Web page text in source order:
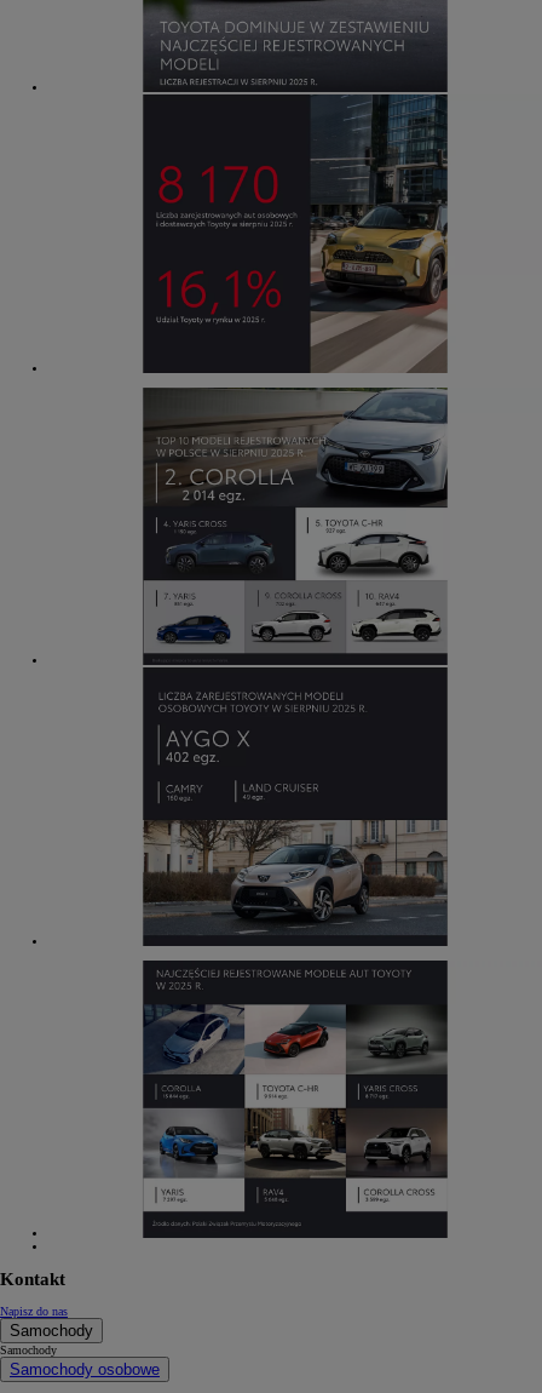
Kontakt
Napisz do nas
Samochody
Samochody
Samochody osobowe